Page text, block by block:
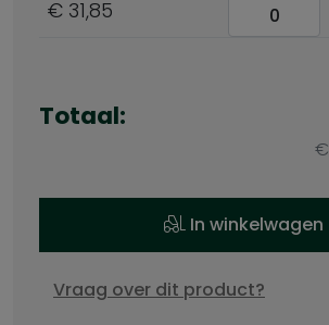
€ 31,85
Totaal:
€
In winkelwagen
Vraag over dit product?